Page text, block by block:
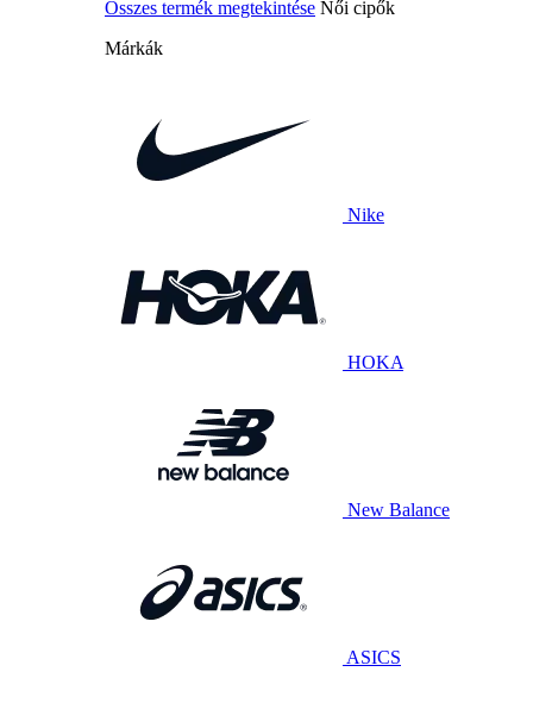
Összes termék megtekintése Női cipők
Márkák
Nike
HOKA
New Balance
ASICS